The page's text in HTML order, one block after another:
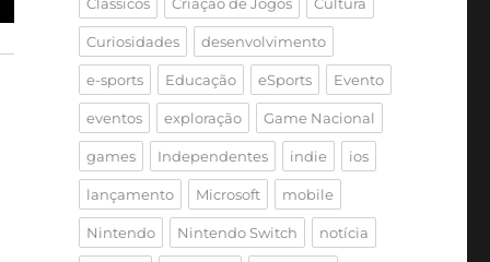
Clássicos Criação de Jogos Cultura
Curiosidades desenvolvimento
e-sports Educação eSports Evento
eventos exploração Game Nacional
games Independentes indie ios
lançamento Microsoft mobile
Nintendo Nintendo Switch notícia